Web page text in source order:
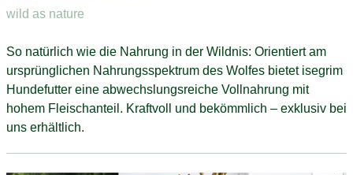
wild as nature
So natürlich wie die Nahrung in der Wildnis: Orientiert am
ursprünglichen Nahrungsspektrum des Wolfes bietet isegrim
Hundefutter eine abwechslungsreiche Vollnahrung mit
hohem Fleischanteil. Kraftvoll und bekömmlich – exklusiv bei
uns erhältlich.